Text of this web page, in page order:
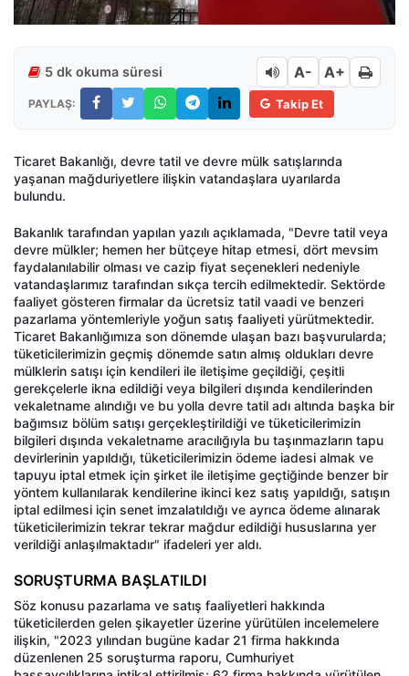
5 dk okuma süresi A- A+
PAYLAŞ: Takip Et
Ticaret Bakanlığı, devre tatil ve devre mülk satışlarında
yaşanan mağduriyetlere ilişkin vatandaşlara uyarılarda
bulundu.
Bakanlık tarafından yapılan yazılı açıklamada, "Devre tatil veya
devre mülkler; hemen her bütçeye hitap etmesi, dört mevsim
faydalanılabilir olması ve cazip fiyat seçenekleri nedeniyle
vatandaşlarımız tarafından sıkça tercih edilmektedir. Sektörde
faaliyet gösteren firmalar da ücretsiz tatil vaadi ve benzeri
pazarlama yöntemleriyle yoğun satış faaliyeti yürütmektedir.
Ticaret Bakanlığımıza son dönemde ulaşan bazı başvurularda;
tüketicilerimizin geçmiş dönemde satın almış oldukları devre
mülklerin satışı için kendileri ile iletişime geçildiği, çeşitli
gerekçelerle ikna edildiği veya bilgileri dışında kendilerinden
vekaletname alındığı ve bu yolla devre tatil adı altında başka bir
bağımsız bölüm satışı gerçekleştirildiği ve tüketicilerimizin
bilgileri dışında vekaletname aracılığıyla bu taşınmazların tapu
devirlerinin yapıldığı, tüketicilerimizin ödeme iadesi almak ve
tapuyu iptal etmek için şirket ile iletişime geçtiğinde benzer bir
yöntem kullanılarak kendilerine ikinci kez satış yapıldığı, satışın
iptal edilmesi için senet imzalatıldığı ve ayrıca ödeme alınarak
tüketicilerimizin tekrar tekrar mağdur edildiği hususlarına yer
verildiği anlaşılmaktadır" ifadeleri yer aldı.
SORUŞTURMA BAŞLATILDI
Söz konusu pazarlama ve satış faaliyetleri hakkında
tüketicilerden gelen şikayetler üzerine yürütülen incelemelere
ilişkin, "2023 yılından bugüne kadar 21 firma hakkında
düzenlenen 25 soruşturma raporu, Cumhuriyet